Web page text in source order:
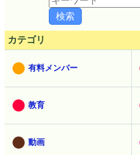
カテゴリ
有料メンバー
教育
動画